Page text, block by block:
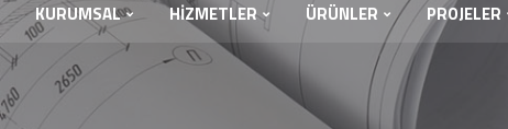
KURUMSAL HİZMETLER ÜRÜNLER PROJELER